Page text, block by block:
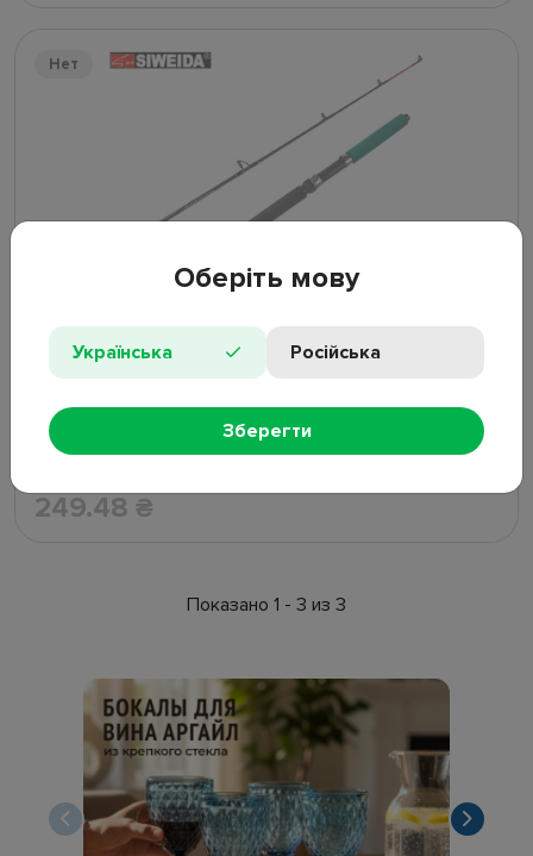
Нет
композит, 4 кольца, 2-секционный 1,2м 50-150г
Нет в наличии
249.48 ₴
Показано 1 - 3 из 3
Оберіть мову
Українська Російська
Зберегти